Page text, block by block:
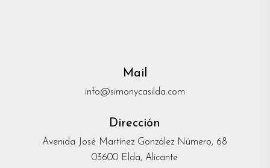
Mail
info@simonycasilda.com
Dirección
Avenida José Martínez González Número, 68
03600 Elda, Alicante